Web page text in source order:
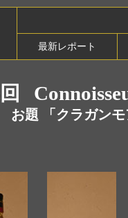
最新レポート
お題 「クラガンモ